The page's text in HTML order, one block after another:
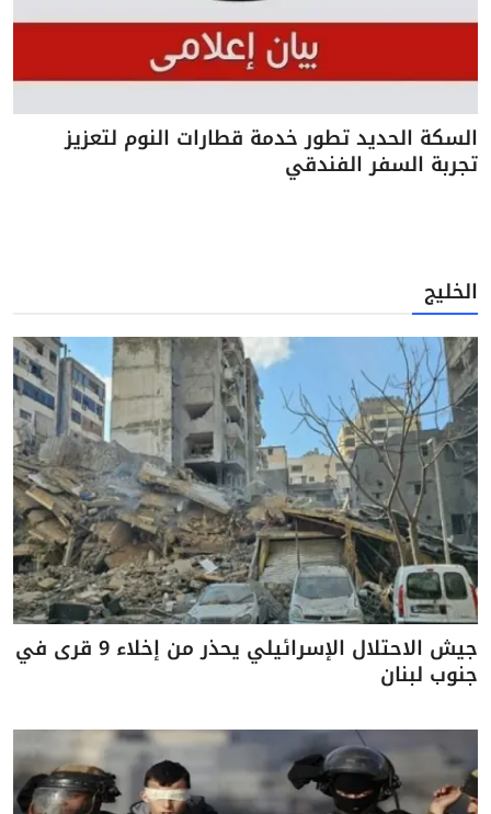
السكة الحديد تطور خدمة قطارات النوم لتعزيز
تجربة السفر الفندقي
الخليج
جيش الاحتلال الإسرائيلي يحذر من إخلاء 9 قرى في
جنوب لبنان